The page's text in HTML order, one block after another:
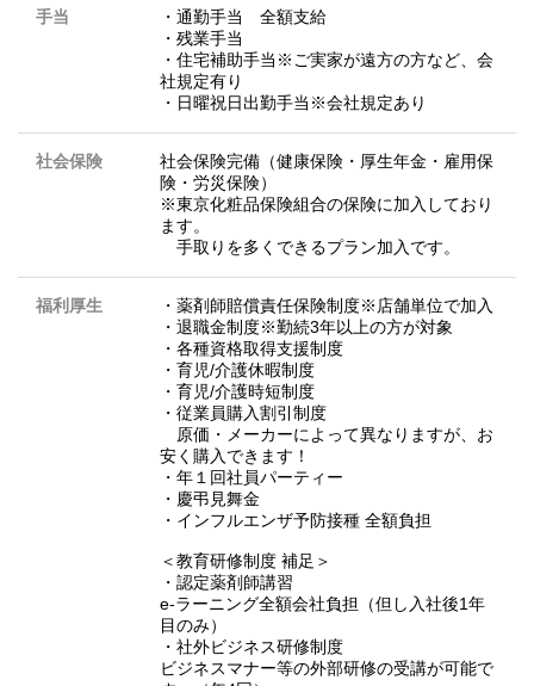
手当
・通勤手当 全額支給
・残業手当
・住宅補助手当※ご実家が遠方の方など、会
社規定有り
・日曜祝日出勤手当※会社規定あり
社会保険
社会保険完備（健康保険・厚生年金・雇用保
険・労災保険）
※東京化粧品保険組合の保険に加入しており
ます。
手取りを多くできるプラン加入です。
福利厚生
・薬剤師賠償責任保険制度※店舗単位で加入
・退職金制度※勤続3年以上の方が対象
・各種資格取得支援制度
・育児/介護休暇制度
・育児/介護時短制度
・従業員購入割引制度
原価・メーカーによって異なりますが、お
安く購入できます！
・年１回社員パーティー
・慶弔見舞金
・インフルエンザ予防接種 全額負担
＜教育研修制度 補足＞
・認定薬剤師講習
e-ラーニング全額会社負担（但し入社後1年
目のみ）
・社外ビジネス研修制度
ビジネスマナー等の外部研修の受講が可能で